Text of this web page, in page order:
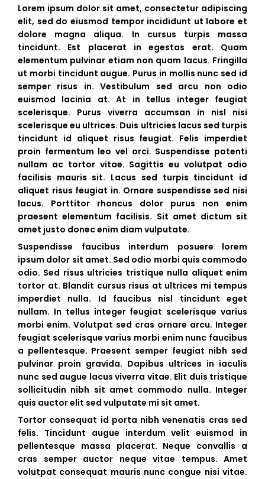
Lorem ipsum dolor sit amet, consectetur adipiscing
elit, sed do eiusmod tempor incididunt ut labore et
dolore magna aliqua. In cursus turpis massa
tincidunt. Est placerat in egestas erat. Quam
elementum pulvinar etiam non quam lacus. Fringilla
ut morbi tincidunt augue. Purus in mollis nunc sed id
semper risus in. Vestibulum sed arcu non odio
euismod lacinia at. At in tellus integer feugiat
scelerisque. Purus viverra accumsan in nisl nisi
scelerisque eu ultrices. Duis ultricies lacus sed turpis
tincidunt id aliquet risus feugiat. Felis imperdiet
proin fermentum leo vel orci. Suspendisse potenti
nullam ac tortor vitae. Sagittis eu volutpat odio
facilisis mauris sit. Lacus sed turpis tincidunt id
aliquet risus feugiat in. Ornare suspendisse sed nisi
lacus. Porttitor rhoncus dolor purus non enim
praesent elementum facilisis. Sit amet dictum sit
amet justo donec enim diam vulputate.
Suspendisse faucibus interdum posuere lorem
ipsum dolor sit amet. Sed odio morbi quis commodo
odio. Sed risus ultricies tristique nulla aliquet enim
tortor at. Blandit cursus risus at ultrices mi tempus
imperdiet nulla. Id faucibus nisl tincidunt eget
nullam. In tellus integer feugiat scelerisque varius
morbi enim. Volutpat sed cras ornare arcu. Integer
feugiat scelerisque varius morbi enim nunc faucibus
a pellentesque. Praesent semper feugiat nibh sed
pulvinar proin gravida. Dapibus ultrices in iaculis
nunc sed augue lacus viverra vitae. Elit duis tristique
sollicitudin nibh sit amet commodo nulla. Integer
quis auctor elit sed vulputate mi sit amet.
Tortor consequat id porta nibh venenatis cras sed
felis. Tincidunt augue interdum velit euismod in
pellentesque massa placerat. Neque convallis a
cras semper auctor neque vitae tempus. Amet
volutpat consequat mauris nunc congue nisi vitae.